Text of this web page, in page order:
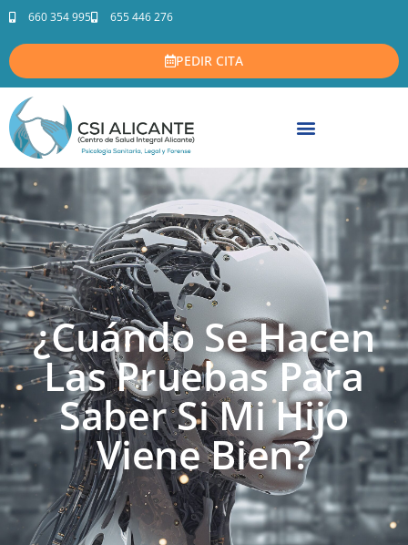
660 354 995 655 446 276
PEDIR CITA
¿Cuándo Se Hacen
Las Pruebas Para
Saber Si Mi Hijo
Viene Bien?